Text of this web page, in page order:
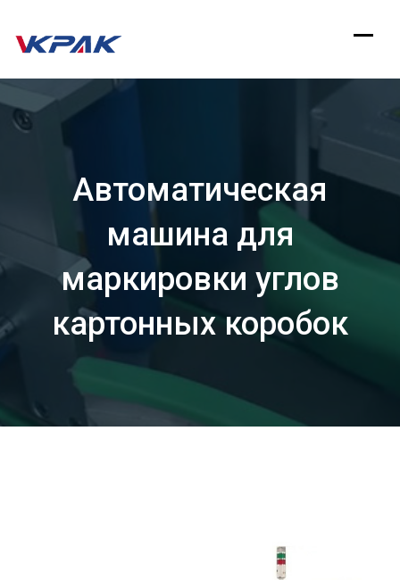
к
содержанию
Автоматическая
машина для
маркировки углов
картонных коробок